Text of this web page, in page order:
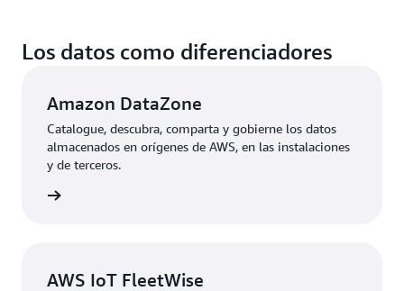
Los datos como diferenciadores
Amazon DataZone
Catalogue, descubra, comparta y gobierne los datos
almacenados en orígenes de AWS, en las instalaciones
y de terceros.
AWS IoT FleetWise